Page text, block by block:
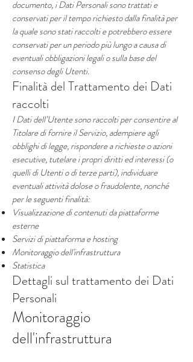
documento, i Dati Personali sono trattati e
conservati per il tempo richiesto dalla finalità per
la quale sono stati raccolti e potrebbero essere
conservati per un periodo più lungo a causa di
eventuali obbligazioni legali o sulla base del
consenso degli Utenti.
Finalità del Trattamento dei Dati
raccolti
I Dati dell’Utente sono raccolti per consentire al
Titolare di fornire il Servizio, adempiere agli
obblighi di legge, rispondere a richieste o azioni
esecutive, tutelare i propri diritti ed interessi (o
quelli di Utenti o di terze parti), individuare
eventuali attività dolose o fraudolente, nonché
per le seguenti finalità:
Visualizzazione di contenuti da piattaforme
esterne
Servizi di piattaforma e hosting
Monitoraggio dell'infrastruttura
Statistica
Dettagli sul trattamento dei Dati
Personali
Monitoraggio
dell'infrastruttura